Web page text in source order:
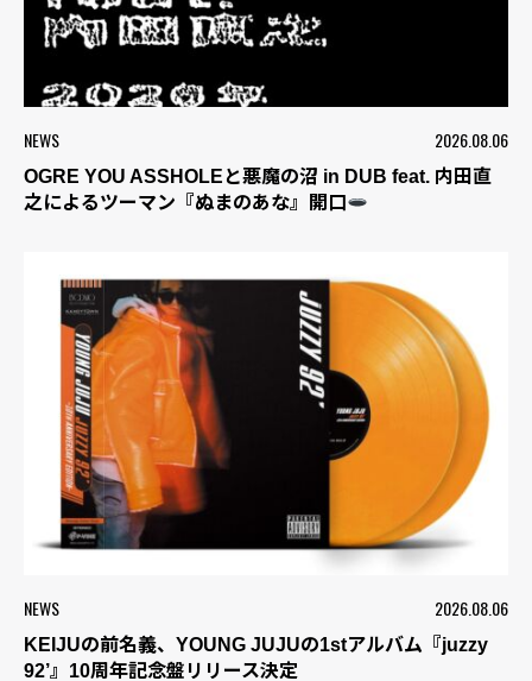
NEWS 2026.08.06
OGRE YOU ASSHOLEと悪魔の沼 in DUB feat. 内田直
之によるツーマン『ぬまのあな』開口
NEWS 2026.08.06
KEIJUの前名義、YOUNG JUJUの1stアルバム『juzzy
92’』10周年記念盤リリース決定